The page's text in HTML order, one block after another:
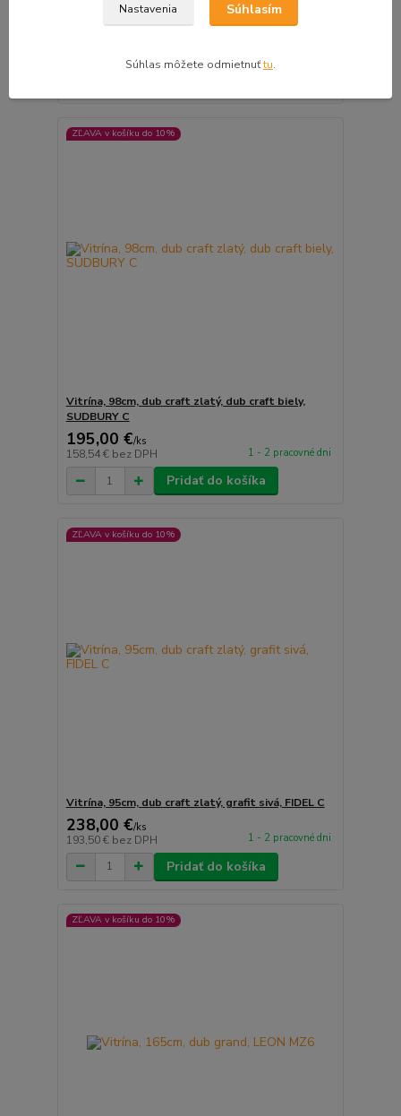
Vitrína, 103cm, dub wotan, TORONTA C
ZĽAVA v košíku do 10%
Vitrína, 98cm, dub craft zlatý, dub craft biely,
SUDBURY C
195,00 €/ks
158,54 € bez DPH 1 - 2 pracovné dni
Pridať do košíka
ZĽAVA v košíku do 10%
Vitrína, 95cm, dub craft zlatý, grafit sivá, FIDEL C
238,00 €/ks
193,50 € bez DPH 1 - 2 pracovné dni
Pridať do košíka
ZĽAVA v košíku do 10%
Nastavenia Súhlasím
Súhlas môžete odmietnuťtu.